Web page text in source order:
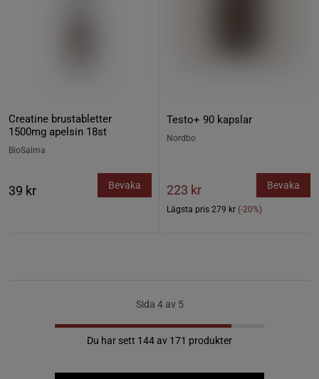
Creatine brustabletter
1500mg apelsin 18st
BioSalma
39 kr Bevaka
Testo+ 90 kapslar
Nordbo
223 kr
Lägsta pris 279 kr (-20%)
Bevaka
Sida 4 av 5
Du har sett 144 av 171 produkter